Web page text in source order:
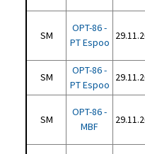
SM
OPT-86 -
PT Espoo
SM
OPT-86 -
PT Espoo
SM
OPT-86 -
MBF